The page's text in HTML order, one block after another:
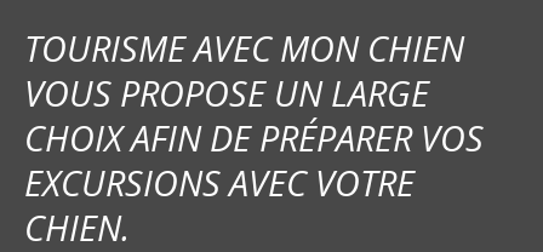
TOURISME AVEC MON CHIEN
VOUS PROPOSE UN LARGE
CHOIX AFIN DE PRÉPARER VOS
EXCURSIONS AVEC VOTRE
CHIEN.